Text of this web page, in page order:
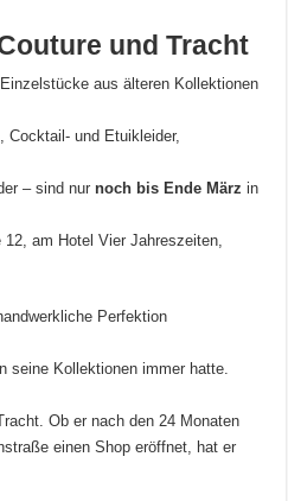
und Tracht
aus älteren Kollektionen
Cocktail- und Etuikleider,
– sind nurnoch bis Ende März in
am Hotel Vier Jahreszeiten,
Perfektion
seine Kollektionen immer hatte.
Ob er nach den 24 Monaten
einen Shop eröffnet, hat er